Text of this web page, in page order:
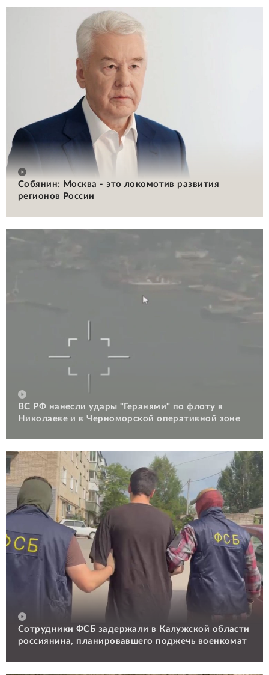
Собянин: Москва - это локомотив развития
регионов России
ВС РФ нанесли удары "Геранями" по флоту в
Николаеве и в Черноморской оперативной зоне
Сотрудники ФСБ задержали в Калужской области
россиянина, планировавшего поджечь военкомат